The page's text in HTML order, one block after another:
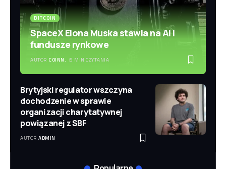
BITCOIN
SpaceX Elona Muska stawia na AI i
fundusze rynkowe
AUTOR COINN. 5 MIN CZYTANIA
Brytyjski regulator wszczyna
dochodzenie w sprawie
organizacji charytatywnej
powiązanej z SBF
AUTOR ADMIN